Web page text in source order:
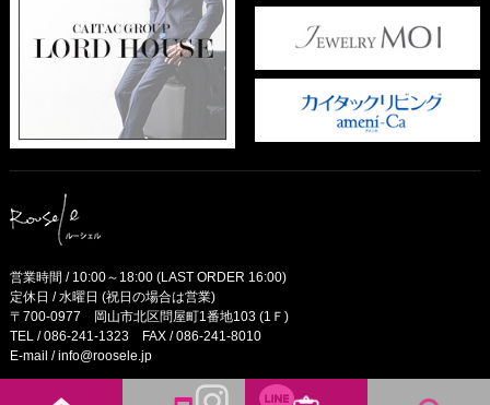
営業時間 / 10:00～18:00 (LAST ORDER 16:00)
定休日 / 水曜日 (祝日の場合は営業)
〒700-0977 岡山市北区問屋町1番地103 (1Ｆ)
TEL /086-241-1323FAX / 086-241-8010
E-mail /info@roosele.jp